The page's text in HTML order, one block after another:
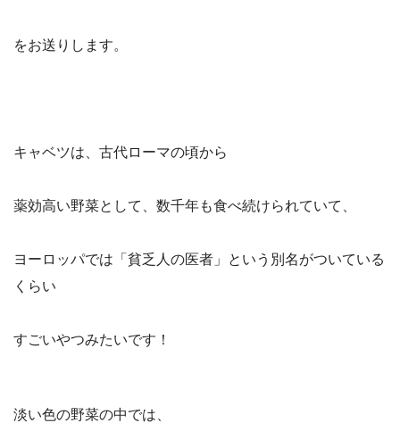
をお送りします。
キャベツは、 古代ローマの頃から
薬効高い野菜として、数千年も食べ続けられていて、
ヨーロッパでは「貧乏人の医者」という別名がついている
くらい
すごいやつみたいです！
淡い色の野菜の中では、